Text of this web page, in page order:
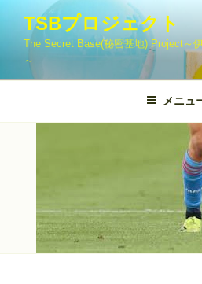
ツ
ス
TSBプロジェクト
The Secret Base(秘密基地) Project～
～
メニュ